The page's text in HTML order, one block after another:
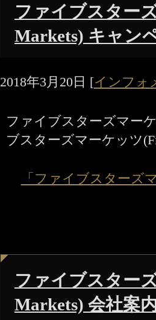
ファイブスター
Markets) キャン
2018年3月20日 [インフォ
ファイブスターズマー
ブスターズマーケッツ
「ファイブスターズ
ファイブスター
Markets) 会社案